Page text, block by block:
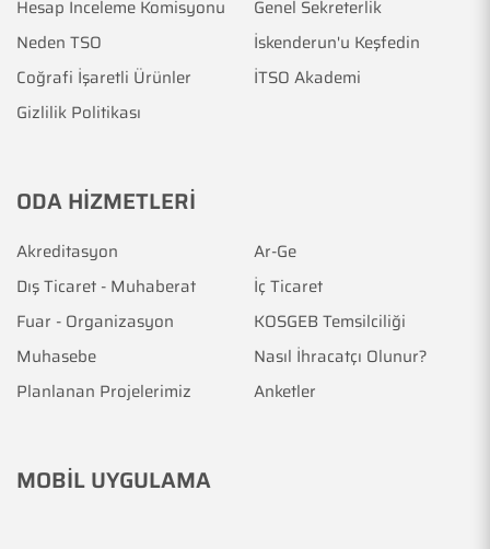
Hesap İnceleme Komisyonu
Genel Sekreterlik
Neden TSO
İskenderun'u Keşfedin
Coğrafi İşaretli Ürünler
İTSO Akademi
Gizlilik Politikası
ODA HİZMETLERİ
Akreditasyon
Ar-Ge
Dış Ticaret - Muhaberat
İç Ticaret
Fuar - Organizasyon
KOSGEB Temsilciliği
Muhasebe
Nasıl İhracatçı Olunur?
Planlanan Projelerimiz
Anketler
MOBİL UYGULAMA